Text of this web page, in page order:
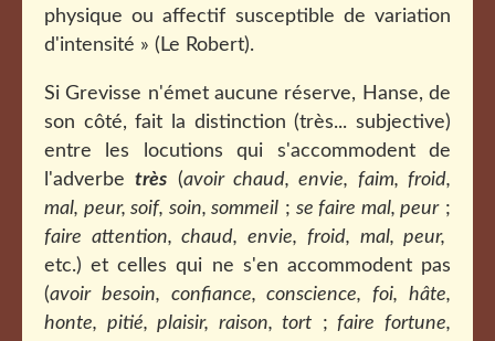
physique ou affectif susceptible de variation
d'intensité » (Le Robert).
Si Grevisse n'émet aucune réserve, Hanse, de
son côté, fait la distinction (très... subjective)
entre les locutions qui s'accommodent de
l'adverbetrès (avoir chaud, envie, faim, froid,
mal, peur, soif, soin, sommeil ; se faire mal, peur;
faire attention, chaud, envie, froid, mal, peur,
etc.) et celles qui ne s'en accommodent pas
(avoir besoin, confiance, conscience, foi, hâte,
honte, pitié, plaisir, raison, tort ; faire fortune,